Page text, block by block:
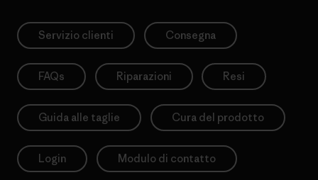
Servizio clienti Consegna
FAQs Riparazioni Resi
Guida alle taglie Cura del prodotto
Login Modulo di contatto